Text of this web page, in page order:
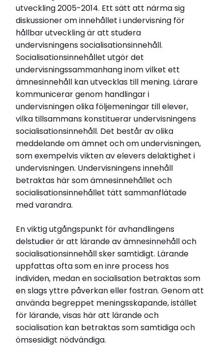
Att urskilja selektiva traditioner i
miljöundervisningens socialisationsinnehåll –
implikationer för undervisning för hållbar
utveckling
Titel (eng)
Discerning selective traditions in the socialization
content of environmental education implications
for education for sustainable development
Institution
Akademin för hållbar samhälls- och
teknikutveckling
Relaterade länkar
Läs pressmeddelande (MdH)
Läs Skolportens intervju med Per Sund
Läs hela avhandlingen (pdf)
utveckling 2005-2014. Ett sätt att närma sig
diskussioner om innehållet i undervisning för
hållbar utveckling är att studera
undervisningens socialisationsinnehåll.
Socialisationsinnehållet utgör det
undervisningssammanhang inom vilket ett
ämnesinnehåll kan utvecklas till mening. Lärare
kommunicerar genom handlingar i
undervisningen olika följemeningar till elever,
vilka tillsammans konstituerar undervisningens
socialisationsinnehåll. Det består av olika
meddelande om ämnet och om undervisningen,
som exempelvis vikten av elevers delaktighet i
undervisningen. Undervisningens innehåll
betraktas här som ämnesinnehållet och
socialisationsinnehållet tätt sammanflätade
med varandra.
En viktig utgångspunkt för avhandlingens
delstudier är att lärande av ämnesinnehåll och
socialisationsinnehåll sker samtidigt. Lärande
uppfattas ofta som en inre process hos
individen, medan en socialisation betraktas som
en slags yttre påverkan eller fostran. Genom att
använda begreppet meningsskapande, istället
för lärande, visas här att lärande och
socialisation kan betraktas som samtidiga och
ömsesidigt nödvändiga.